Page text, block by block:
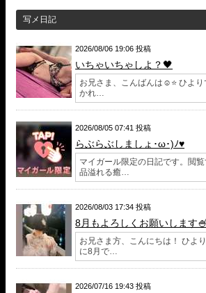
写メ日記
2026/08/06 19:06 投稿
いちゃいちゃしよ？🖤
お兄さま、こんばんは☺️⭐ ひよ
かれ…
2026/08/05 07:41 投稿
らぶらぶしましょ･ω･)ﾉ♥
マイガール限定の日記です。閲
品溢れる癒…
2026/08/03 17:34 投稿
8月もよろしくお願いします
お兄さま方、こんにちは！ ひよ
に8月で…
2026/07/16 19:43 投稿